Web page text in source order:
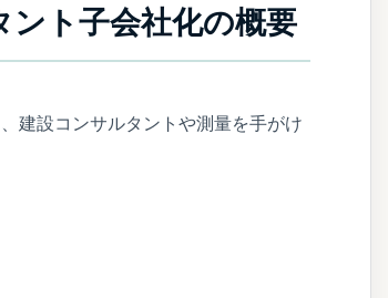
ト子会社化の概要
建設コンサルタントや測量を手がけ